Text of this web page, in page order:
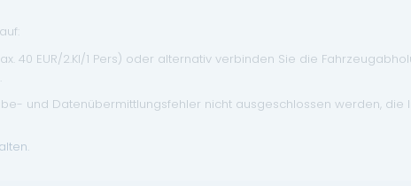
40 EUR/2.Kl/1 Pers) oder alternativ verbinden Sie die
und Datenübermittlungsfehler nicht ausgeschlossen werden,